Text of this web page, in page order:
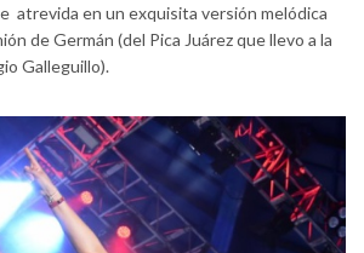
atrevida en un exquisita versión melódica
de Germán (del Pica Juárez que llevo a la
Galleguillo).